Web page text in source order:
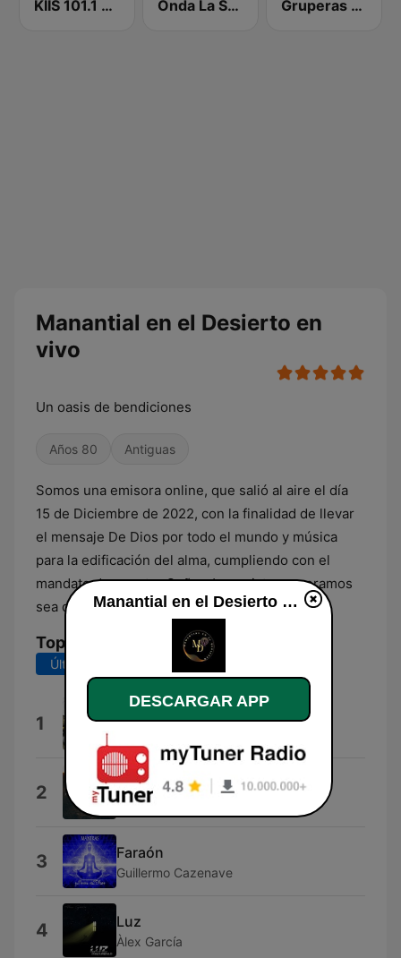
KIIS 101.1 Melbourne Onda La Superestación Gruperas Cristianas
Manantial en el Desierto en
vivo
Un oasis de bendiciones
Años 80 Antiguas
Somos una emisora online, que salió al aire el día
15 de Diciembre de 2022, con la finalidad de llevar
el mensaje De Dios por todo el mundo y música
para la edificación del alma, cumpliendo con el
mandato de nuestro Señor Jesucristo, esperamos
sea de mucha bendición para su vida.
Top Canciones
Últimos 7 días Últimos 30 días
1
2 El Rey Ya Viene
Musica Cristiana
3 Faraón
Guillermo Cazenave
4 Luz
Àlex García
Manantial en el Desierto en directo
DESCARGAR APP